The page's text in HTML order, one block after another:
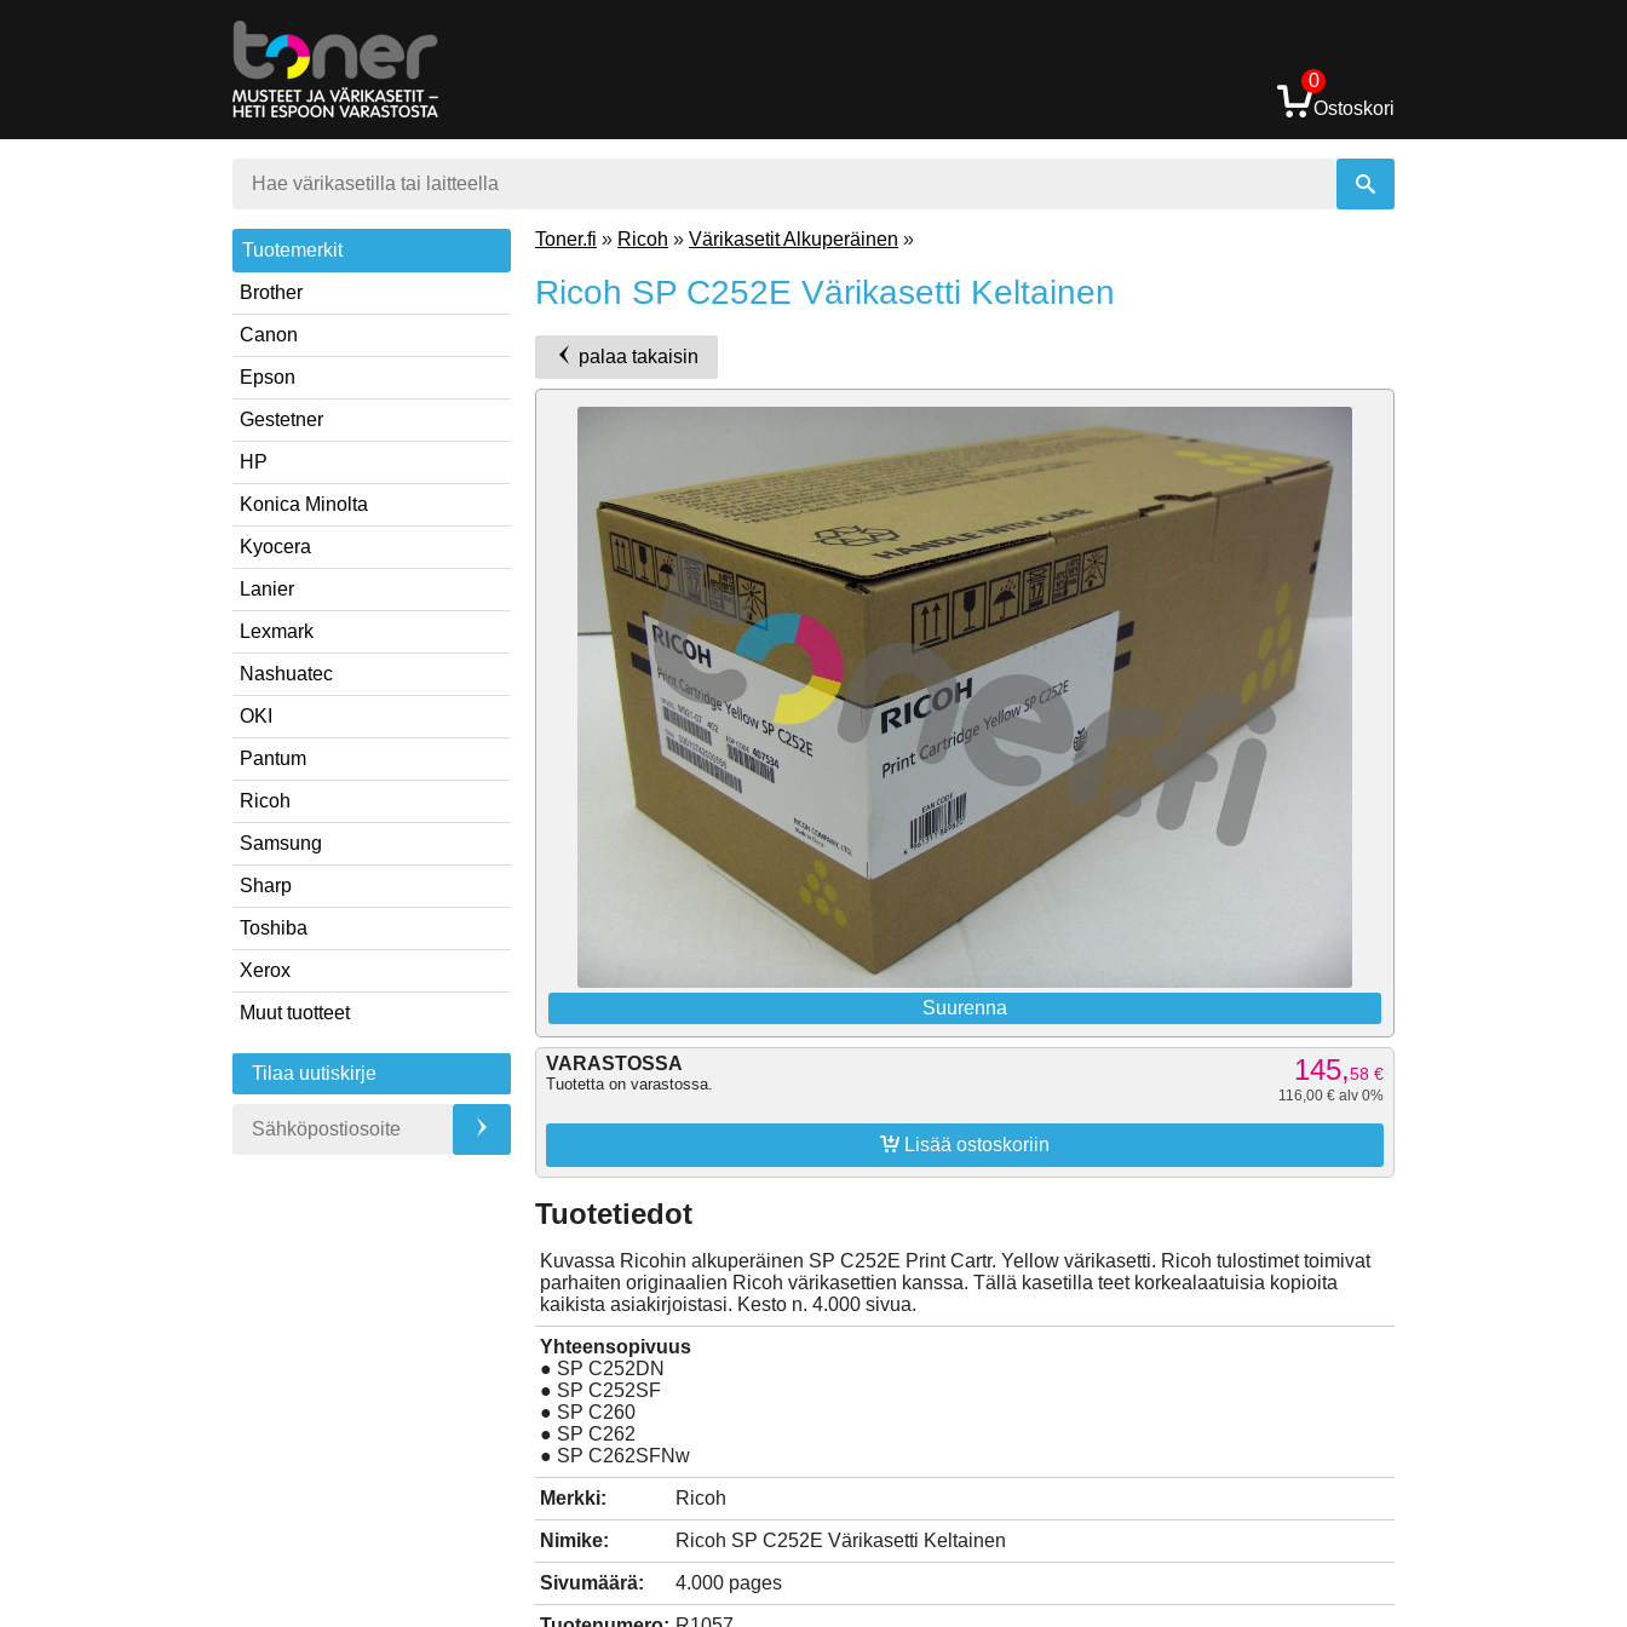
0
Ostoskori
Tuotemerkit
Brother
Canon
Epson
Gestetner
HP
Konica Minolta
Kyocera
Lanier
Lexmark
Nashuatec
OKI
Pantum
Ricoh
Samsung
Sharp
Toshiba
Xerox
Muut tuotteet
Tilaa uutiskirje
Toner.fi » Ricoh » Värikasetit Alkuperäinen »
Ricoh SP C252E Värikasetti Keltainen
palaa takaisin
Suurenna
VARASTOSSA
Tuotetta on varastossa. 145,58 €
116,00 € alv 0%
 Lisää ostoskoriin
Tuotetiedot
Kuvassa Ricohin alkuperäinen SP C252E Print Cartr. Yellow värikasetti. Ricoh tulostimet toimivat
parhaiten originaalien Ricoh värikasettien kanssa. Tällä kasetilla teet korkealaatuisia kopioita
kaikista asiakirjoistasi. Kesto n. 4.000 sivua.
Yhteensopivuus
● SP C252DN
● SP C252SF
● SP C260
● SP C262
● SP C262SFNw
Merkki: Ricoh
Nimike: Ricoh SP C252E Värikasetti Keltainen
Sivumäärä: 4.000 pages